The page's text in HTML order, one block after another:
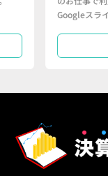
Googleスライ